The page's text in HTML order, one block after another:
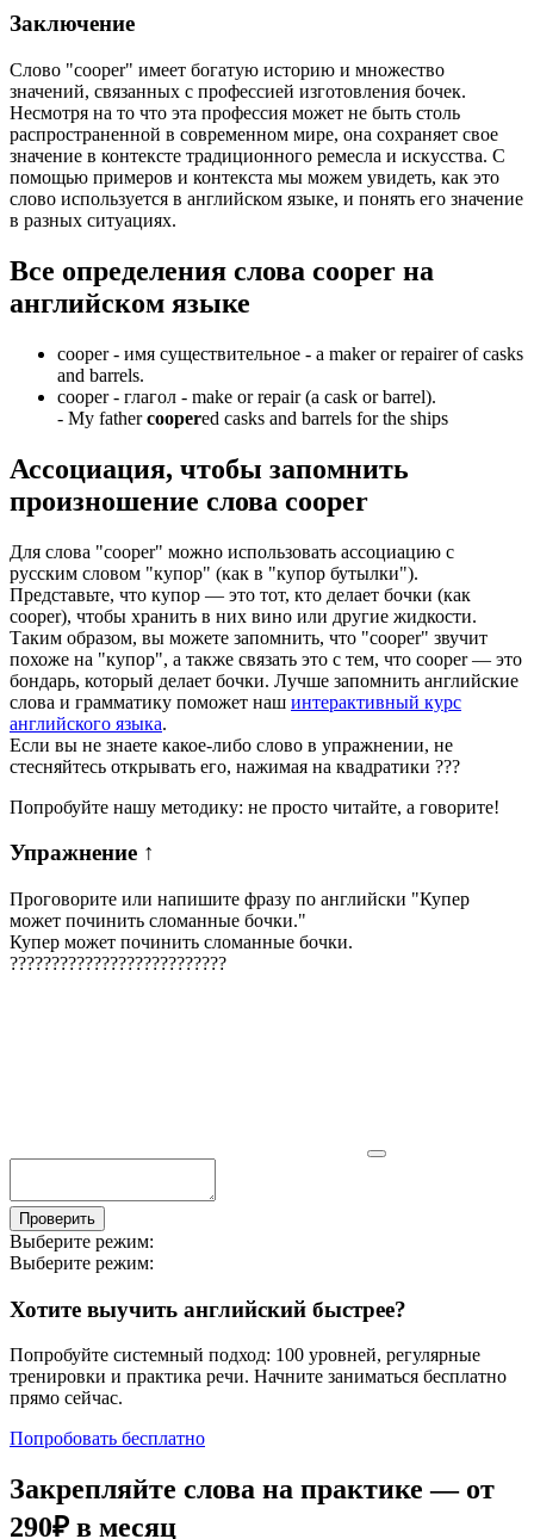
Заключение
Слово "cooper" имеет богатую историю и множество
значений, связанных с профессией изготовления бочек.
Несмотря на то что эта профессия может не быть столь
распространенной в современном мире, она сохраняет свое
значение в контексте традиционного ремесла и искусства. С
помощью примеров и контекста мы можем увидеть, как это
слово используется в английском языке, и понять его значение
в разных ситуациях.
Все определения слова cooper на
английском языке
cooper - имя существительное - a maker or repairer of casks
and barrels.
cooper - глагол - make or repair (a cask or barrel).
- My fathercoopered casks and barrels for the ships
Ассоциация, чтобы запомнить
произношение слова cooper
Для слова "cooper" можно использовать ассоциацию с
русским словом "купор" (как в "купор бутылки").
Представьте, что купор — это тот, кто делает бочки (как
cooper), чтобы хранить в них вино или другие жидкости.
Таким образом, вы можете запомнить, что "cooper" звучит
похоже на "купор", а также связать это с тем, что cooper — это
бондарь, который делает бочки. Лучше запомнить английские
слова и грамматику поможет наш интерактивный курс
английского языка.
Если вы не знаете какое-либо слово в упражнении, не
стесняйтесь открывать его, нажимая на квадратики ???
Попробуйте нашу методику: не просто читайте, а говорите!
Упражнение ↑
Проговорите или напишите фразу по английски "Купер
может починить сломанные бочки."
Купер может починить сломанные бочки.
??????????????????????????
Проверить
Выберите режим:
Выберите режим:
Хотите выучить английский быстрее?
Попробуйте системный подход: 100 уровней, регулярные
тренировки и практика речи. Начните заниматься бесплатно
прямо сейчас.
Попробовать бесплатно
Закрепляйте слова на практике — от
290₽ в месяц